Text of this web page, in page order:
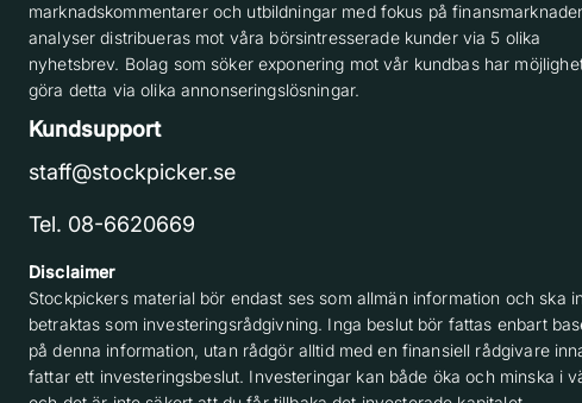
marknadskommentarer och utbildningar med fokus på
analyser distribueras mot våra börsintresserade kunder via 5 olika
nyhetsbrev. Bolag som söker exponering mot vår kundbas har
göra detta via olika annonseringslösningar.
Kundsupport
staff@stockpicker.se
Tel. 08-6620669
Disclaimer
Stockpickers material bör endast ses som allmän information och ska
betraktas som investeringsrådgivning. Inga beslut bör fattas enbart
på denna information, utan rådgör alltid med en finansiell rådgivare
fattar ett investeringsbeslut. Investeringar kan både öka och minska i